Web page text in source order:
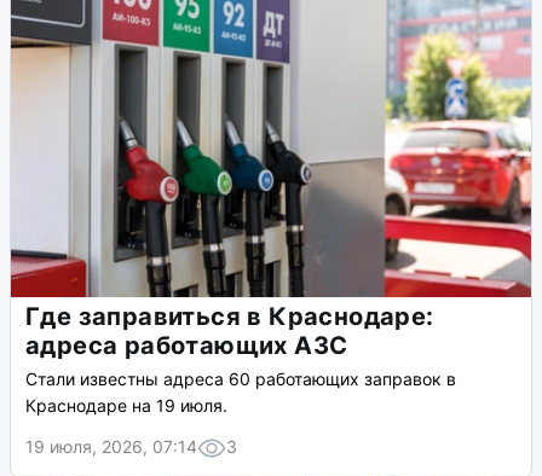
Где заправиться в Краснодаре:
адреса работающих АЗС
Стали известны адреса 60 работающих заправок в
Краснодаре на 19 июля.
19 июля, 2026, 07:14
3